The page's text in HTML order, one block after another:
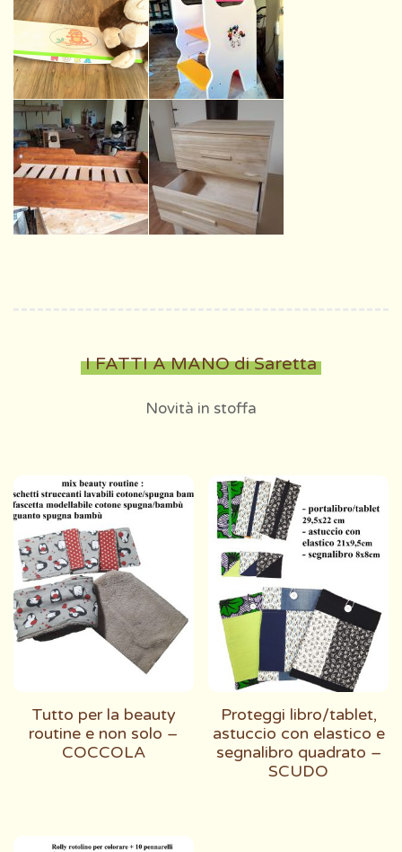
I FATTI A MANO di Saretta
Novità in stoffa
Tutto per la beauty
routine e non solo –
COCCOLA
Proteggi libro/tablet,
astuccio con elastico e
segnalibro quadrato –
SCUDO